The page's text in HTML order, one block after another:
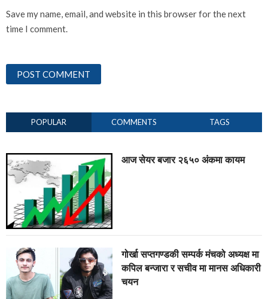
Save my name, email, and website in this browser for the next
time I comment.
POPULAR COMMENTS TAGS
आज सेयर बजार २६५० अंकमा कायम
गोर्खा सप्तगण्डकी सम्पर्क मंचको अध्यक्ष मा
कपिल बन्जारा र सचीव मा मानस अधिकारी
चयन